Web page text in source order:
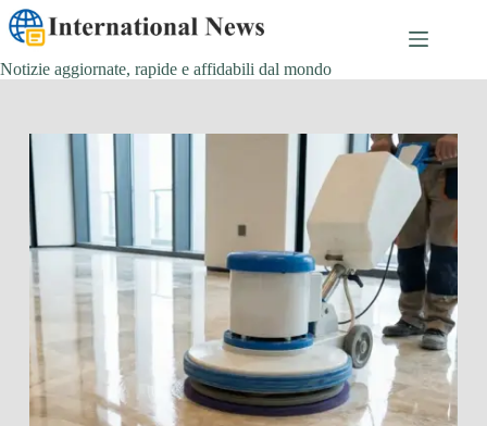
Salta
al
contenuto
Notizie aggiornate, rapide e affidabili dal mondo